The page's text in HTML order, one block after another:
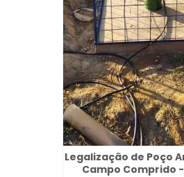
Legalização de Poço
Campo Comprido